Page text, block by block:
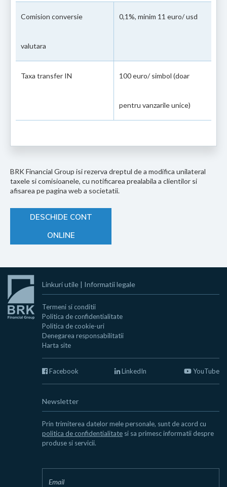
Comision conversie
valutara
0,1%, minim 11 euro/ usd
Taxa transfer IN 100 euro/ simbol (doar
pentru vanzarile unice)
BRK Financial Group isi rezerva dreptul de a modifica unilateral
taxele si comisioanele, cu notificarea prealabila a clientilor si
afisarea pe pagina web a societatii.
DESCHIDE CONT
ONLINE
Linkuri utile | Informatii legale
Termeni si conditii
Politica de confidentialitate
Politica de cookie-uri
Denegarea responsabilitatii
Harta site
Facebook LinkedIn YouTube
Newsletter
Prin trimiterea datelor mele personale, sunt de acord cu
politica de confidentialitate si sa primesc informatii despre
produse si servicii.